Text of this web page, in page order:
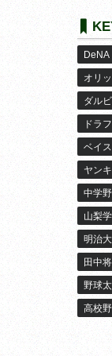
DeNA
オリ
ダル
ドラ
ベイ
ヤン
中学
山梨
明治大
田中
野球
高校